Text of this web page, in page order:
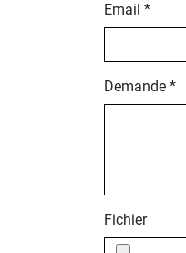
Email *
Demande *
Fichier